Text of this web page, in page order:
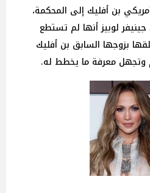
بن أفليك إلى المحكمة،
لوبيز أنها لم تستطع
بزوجها السابق بن أفليك
وتجهل معرفة ما يخطط له.